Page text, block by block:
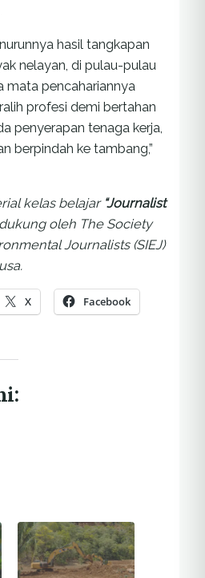
hasil tangkapan
nelayan, di pulau-pulau
mata pencahariannya
profesi demi bertahan
penyerapan tenaga kerja,
berpindah ke tambang,”
kelas belajar “Journalist
oleh The Society
Journalists (SIEJ)
.
X Facebook